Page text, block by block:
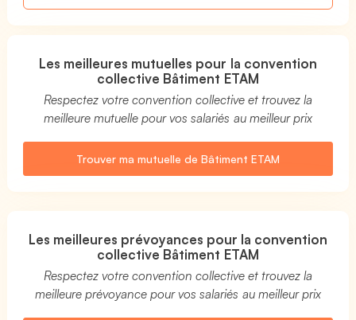
Les meilleures mutuelles pour la convention
collective Bâtiment ETAM
Respectez votre convention collective et trouvez la
meilleure mutuelle pour vos salariés au meilleur prix
Trouver ma mutuelle de Bâtiment ETAM
Les meilleures prévoyances pour la convention
collective Bâtiment ETAM
Respectez votre convention collective et trouvez la
meilleure prévoyance pour vos salariés au meilleur prix